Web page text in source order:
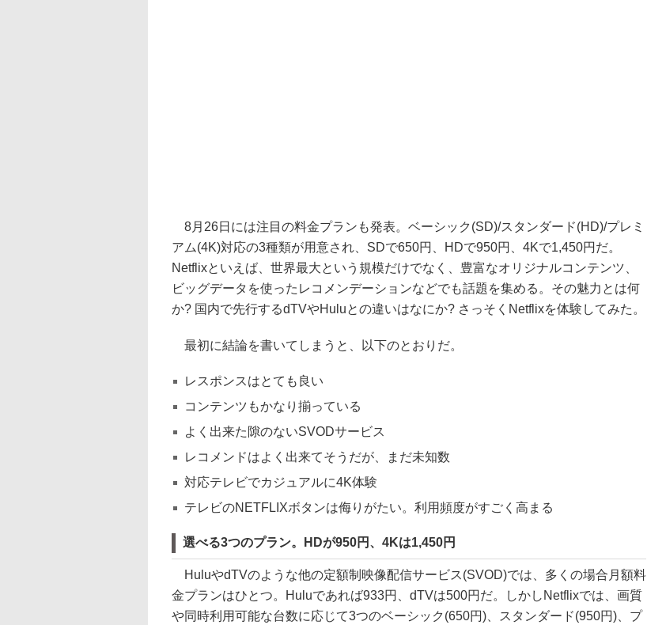
8月26日には注目の料金プランも発表。ベーシック(SD)/スタンダード(HD)/プレミ
アム(4K)対応の3種類が用意され、SDで650円、HDで950円、4Kで1,450円だ。
Netflixといえば、世界最大という規模だけでなく、豊富なオリジナルコンテンツ、
ビッグデータを使ったレコメンデーションなどでも話題を集める。その魅力とは何
か? 国内で先行するdTVやHuluとの違いはなにか? さっそくNetflixを体験してみた。
最初に結論を書いてしまうと、以下のとおりだ。
レスポンスはとても良い
コンテンツもかなり揃っている
よく出来た隙のないSVODサービス
レコメンドはよく出来てそうだが、まだ未知数
対応テレビでカジュアルに4K体験
テレビのNETFLIXボタンは侮りがたい。利用頻度がすごく高まる
選べる3つのプラン。HDが950円、4Kは1,450円
HuluやdTVのような他の定額制映像配信サービス(SVOD)では、多くの場合月額料
金プランはひとつ。Huluであれば933円、dTVは500円だ。しかしNetflixでは、画質
や同時利用可能な台数に応じて3つのベーシック(650円)、スタンダード(950円)、プ